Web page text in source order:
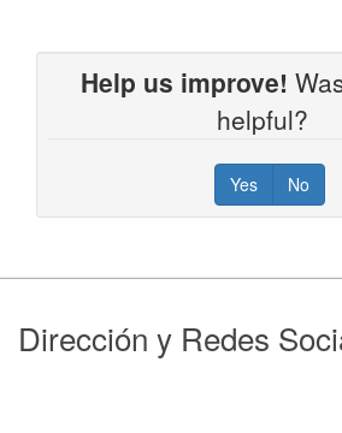
Help us improve!
helpful?
Yes No
Footer
Dirección y Redes